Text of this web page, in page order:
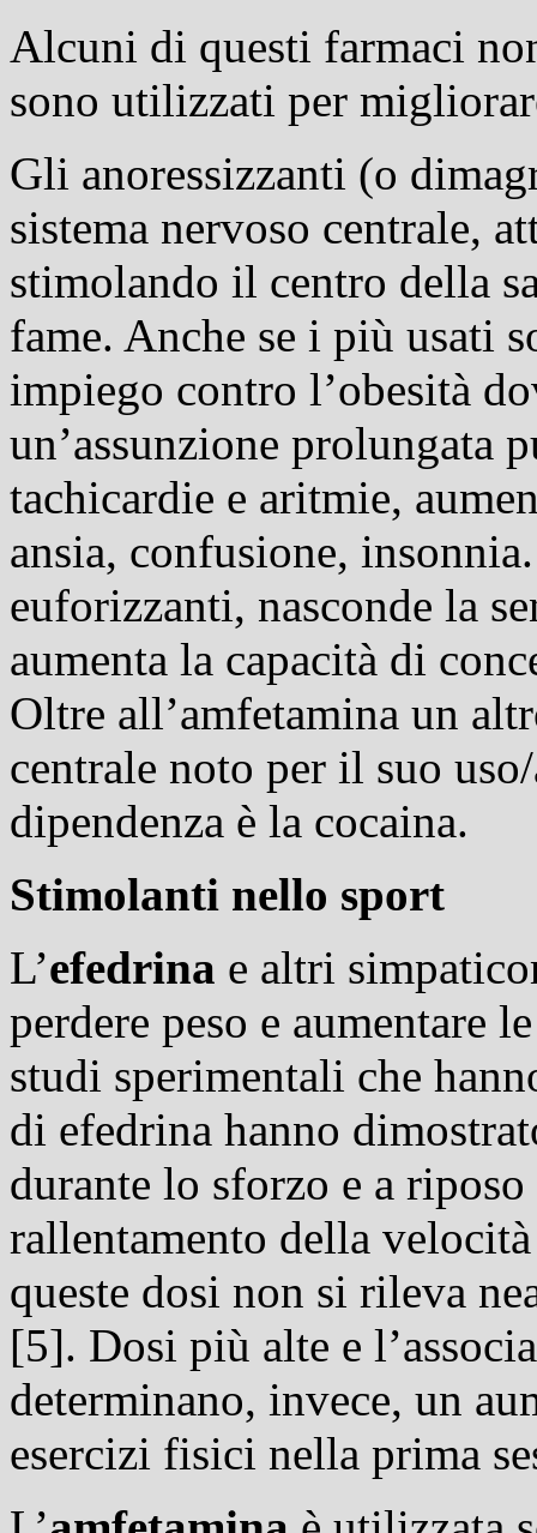
Alcuni di questi farmaci
sono utilizzati per
Gli anoressizzanti (o
sistema nervoso centrale,
stimolando il centro della
fame. Anche se i più usati
impiego contro l’obesità
un’assunzione prolungata
tachicardie e aritmie,
ansia, confusione,
euforizzanti, nasconde la
aumenta la capacità di
Oltre all’amfetamina un
centrale noto per il suo
dipendenza è la cocaina.
Stimolanti nello sport
L’efedrina e altri
perdere peso e aumentare
studi sperimentali che
di efedrina hanno
durante lo sforzo e a
rallentamento della
queste dosi non si rileva
[5]. Dosi più alte e
determinano, invece, un
esercizi fisici nella prima